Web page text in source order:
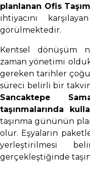
planlanan Ofis
ihtiyacını
görülmektedir.
Kentsel dönüşüm
zaman yönetimi
gereken tarihler
süreci belirli bir
Sancaktepe
taşınmalarında
taşınma gününün
olur. Eşyaların
yerleştirilmesi
gerçekleştiğinde